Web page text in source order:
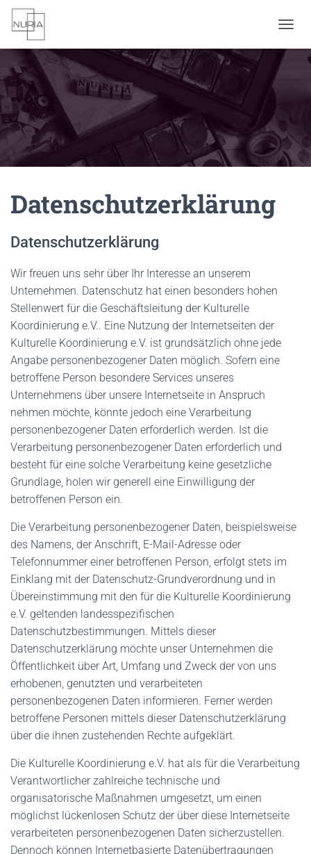
A
O
N
U
Datenschutzerklärung
Datenschutzerklärung
Wir freuen uns sehr über Ihr Interesse an unserem
Unternehmen. Datenschutz hat einen besonders hohen
Stellenwert für die Geschäftsleitung der Kulturelle
Koordinierung e.V.. Eine Nutzung der Internetseiten der
Kulturelle Koordinierung e.V. ist grundsätzlich ohne jede
Angabe personenbezogener Daten möglich. Sofern eine
betroffene Person besondere Services unseres
Unternehmens über unsere Internetseite in Anspruch
nehmen möchte, könnte jedoch eine Verarbeitung
personenbezogener Daten erforderlich werden. Ist die
Verarbeitung personenbezogener Daten erforderlich und
besteht für eine solche Verarbeitung keine gesetzliche
Grundlage, holen wir generell eine Einwilligung der
betroffenen Person ein.
Die Verarbeitung personenbezogener Daten, beispielsweise
des Namens, der Anschrift, E-Mail-Adresse oder
Telefonnummer einer betroffenen Person, erfolgt stets im
Einklang mit der Datenschutz-Grundverordnung und in
Übereinstimmung mit den für die Kulturelle Koordinierung
e.V. geltenden landesspezifischen
Datenschutzbestimmungen. Mittels dieser
Datenschutzerklärung möchte unser Unternehmen die
Öffentlichkeit über Art, Umfang und Zweck der von uns
erhobenen, genutzten und verarbeiteten
personenbezogenen Daten informieren. Ferner werden
betroffene Personen mittels dieser Datenschutzerklärung
über die ihnen zustehenden Rechte aufgeklärt.
Die Kulturelle Koordinierung e.V. hat als für die Verarbeitung
Verantwortlicher zahlreiche technische und
organisatorische Maßnahmen umgesetzt, um einen
möglichst lückenlosen Schutz der über diese Internetseite
verarbeiteten personenbezogenen Daten sicherzustellen.
Dennoch können Internetbasierte Datenübertragungen